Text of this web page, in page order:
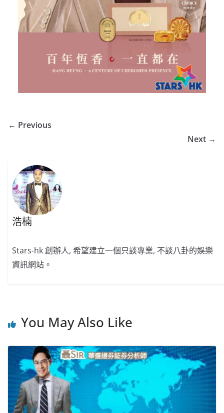
← Previous
Next →
浩楠
Stars-hk 創辦人, 希望建立一個只談專業, 不談八卦的娛樂
資訊網站。
You May Also Like